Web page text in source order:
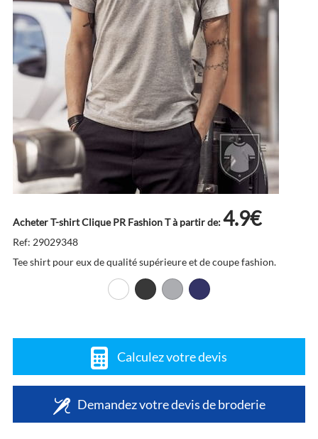
Acheter T-shirt Clique PR Fashion T à partir de:4.9€
Ref: 29029348
Tee shirt pour eux de qualité supérieure et de coupe fashion.
Calculez votre devis
Demandez votre devis de broderie